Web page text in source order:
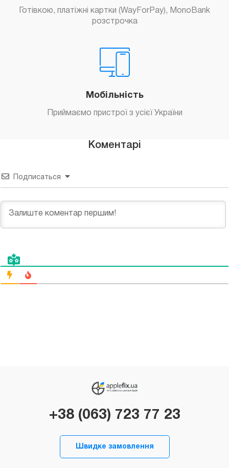
Готівкою, платіжні картки (WayForPay), MonoBank
розстрочка
Мобільність
Приймаємо пристрої з усієї України
Коментарі
Подписаться
+38 (063) 723 77 23
Швидке замовлення